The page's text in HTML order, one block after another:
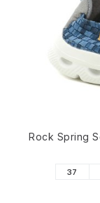
Rock Spring
37